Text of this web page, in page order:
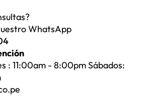
WhatsApp
: 11:00am - 8:00pm Sábados: